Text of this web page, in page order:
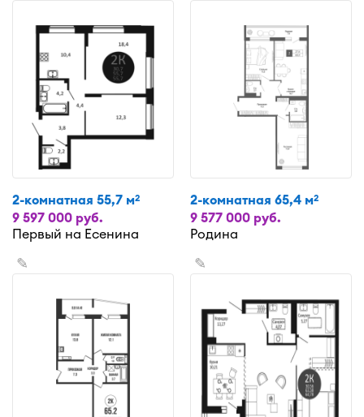
2-комнатная 55,7 м2
9 597 000 руб.
Первый на Есенина
2-комнатная 65,4 м2
9 577 000 руб.
Родина
✎ ✎